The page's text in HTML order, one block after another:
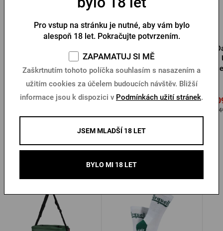
Skladem > 10 ks
599 Kč
Urquell CALANTHE
green. kolekce Hannah
Skladem > 10 ks
1 099 Kč
1
1
Další produkty od Pilsner Urquell
Pro vstup na stránku je nutné, aby vám bylo
alespoň 18 let. Pokračujte potvrzením.
ZAPAMATUJ SI MĚ
Zaškrtnutím tohoto políčka souhlasím s nasazením a
užitím cookies za účelem budoucích návštěv. Bližší
informace jsou k dispozici v Podmínkách užití stránek.
JSEM MLADŠÍ 18 LET
BYLO MI 18 LET